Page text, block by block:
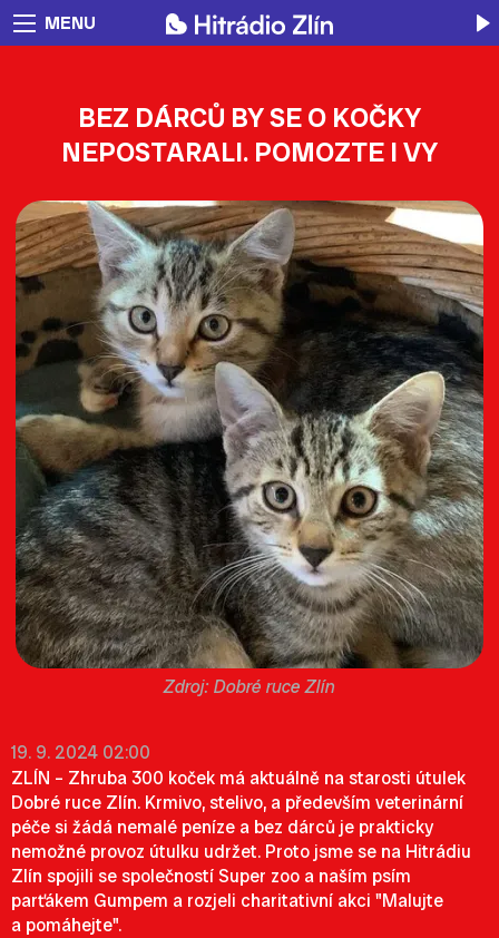
MENU
BEZ DÁRCŮ BY SE O KOČKY
NEPOSTARALI. POMOZTE I VY
Dobré ruce Zlín
19. 9. 2024 02:00
ZLÍN – Zhruba 300 koček má aktuálně na starosti útulek
Dobré ruce Zlín. Krmivo, stelivo, a především veterinární
péče si žádá nemalé peníze a bez dárců je prakticky
nemožné provoz útulku udržet. Proto jsme se na Hitrádiu
Zlín spojili se společností Super zoo a naším psím
parťákem Gumpem a rozjeli charitativní akci "Malujte
a pomáhejte".